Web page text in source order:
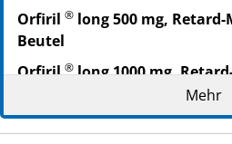
Orfiril ® long 500 mg,
Beutel
Orfiril ® long 1000 mg,
Wirkstoff: Natriumvalproat
Mehr